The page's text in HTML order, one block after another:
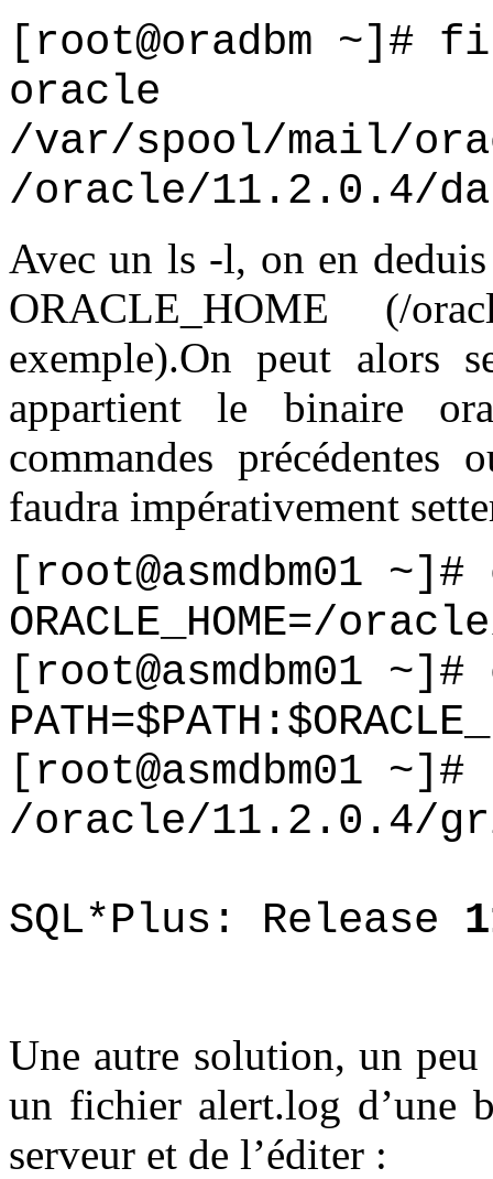
[root@oradbm ~]#
oracle
/var/spool/mail/
/oracle/11.2.0.4/
Avec un ls -l, on en
ORACLE_HOME (/
exemple).On peut alors
appartient le binaire
commandes
faudra impérativement
[root@asmdbm01
ORACLE_HOME=/
[root@asmdbm01
[root@asmdbm01 ~]#
/oracle/11.2.0.4/
SQL*Plus: Release
Une autre solution, un peu
un fichier alert.log d’une
serveur et de l’éditer :